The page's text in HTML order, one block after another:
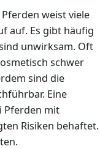
weist viele
auf. Es gibt häufig
unwirksam. Oft
schwer
sind die
Eine
Pferden mit
Risiken behaftet.